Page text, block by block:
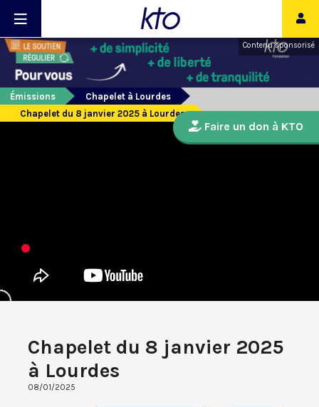
Contenu sponsorisé
Émissions
Chapelet à Lourdes
Chapelet du 8 janvier 2025 à Lourdes
Chapelet du 8 janvier 2025
à Lourdes
08/01/2025
Faire un don à KTO